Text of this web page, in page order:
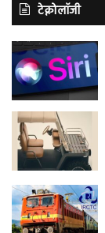
टेक्नोलॉजी